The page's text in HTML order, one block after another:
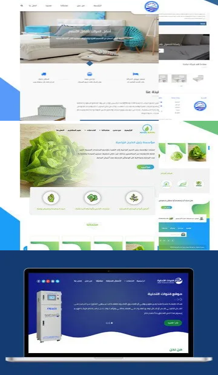
مصنع المراتب الخليجية
مؤسسة رتيل الخرج الزراعية
التفاصيل
شركة قنوات التحليه
التفاصيل